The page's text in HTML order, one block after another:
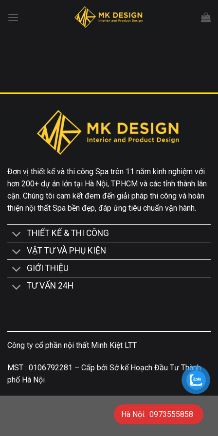
đến
Đơn vị thiết kế và thi công Spa trên 11 năm kinh nghiệm với
hơn 200+ dự án lớn tại Hà Nội, TPHCM và các tỉnh thành lân
cận. Chúng tôi cam kết đem đến giải pháp thi công và hoàn
thiện nội thất Spa bền đẹp, đáp ứng tiêu chuẩn vận hành.
THIẾT KẾ & THI CÔNG
VẬT TƯ VÀ PHỤ KIỆN
GIỚI THIỆU
TƯ VẤN 24H
Công ty cổ phần nội thất Minh Kiệt LTT
MST : 0106792281 – Cấp bởi Sở kế Hoạch Đầu Tư Thành
phố Hà Nội
Hà Nội: 0973555858